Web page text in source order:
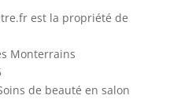
est la propriété de
Monterrains
de beauté en salon